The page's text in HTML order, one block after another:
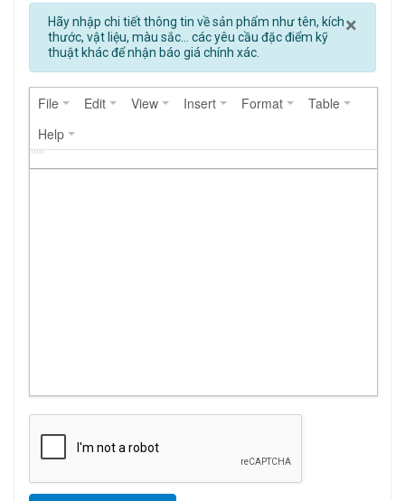
×
Hãy nhập chi tiết thông tin về sản phẩm như tên, kích
thước, vật liệu, màu sắc... các yêu cầu đặc điểm kỹ
thuật khác để nhận báo giá chính xác.
File Edit View Insert Format
Table
Help